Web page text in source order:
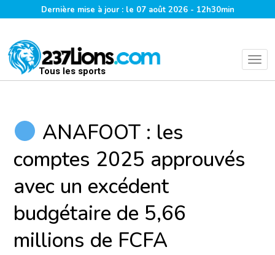
Dernière mise à jour : le 07 août 2026 - 12h30min
Tous les sports
ANAFOOT : les
comptes 2025 approuvés
avec un excédent
budgétaire de 5,66
millions de FCFA